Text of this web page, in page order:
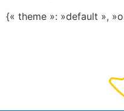
{« theme »: »default »,